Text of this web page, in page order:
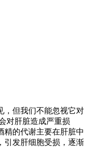
，但我们不能忽视它对
对肝脏造成严重损
精的代谢主要在肝脏中
引发肝细胞受损，逐渐